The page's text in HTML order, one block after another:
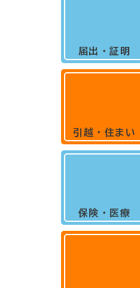
届出・証明
引越・住まい
保険・医療